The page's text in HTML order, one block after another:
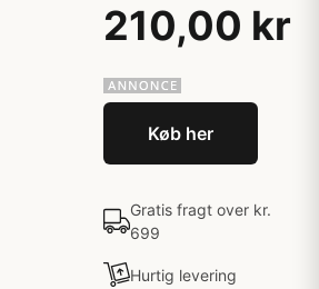
210,00 kr
Køb her
Gratis fragt over kr.
699
Hurtig levering